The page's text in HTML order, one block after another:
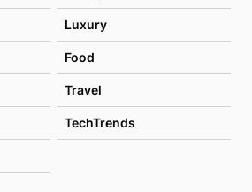
Luxury
Food
Travel
TechTrends